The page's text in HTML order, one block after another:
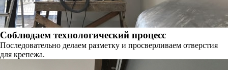
Соблюдаем технологический процесс
Последовательно делаем разметку и просверливаем отверстия
для крепежа.